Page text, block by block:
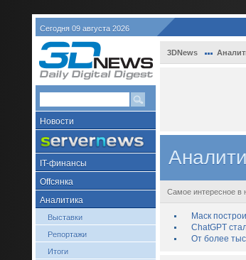
Сегодня 09 августа 2026
Новости
IT-финансы
Offсянка
Аналитика
Выставки
Репортажи
Итоги
3DNews
Самое интересное в
Маск
ChatGPT
От более